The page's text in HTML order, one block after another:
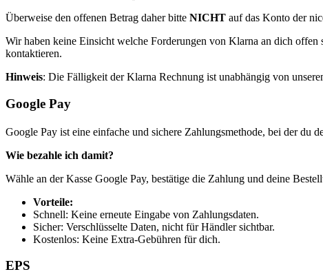
Überweise den offenen Betrag daher bitte NICHT auf das Konto der
Wir haben keine Einsicht welche Forderungen von Klarna an dich
kontaktieren.
Hinweis: Die Fälligkeit der Klarna Rechnung ist unabhängig von
Google Pay
Google Pay ist eine einfache und sichere Zahlungsmethode, bei der du
Wie bezahle ich damit?
Wähle an der Kasse Google Pay, bestätige die Zahlung und deine
Vorteile:
Schnell: Keine erneute Eingabe von Zahlungsdaten.
Sicher: Verschlüsselte Daten, nicht für Händler sichtbar.
Kostenlos: Keine Extra-Gebühren für dich.
EPS